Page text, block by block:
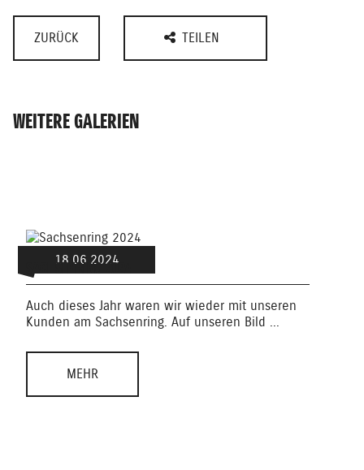
ZURÜCK TEILEN
WEITERE GALERIEN
18.06.2024
SACHSENRING 2024
Auch dieses Jahr waren wir wieder mit unseren
Kunden am Sachsenring. Auf unseren Bild ...
MEHR